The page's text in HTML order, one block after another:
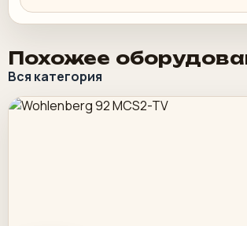
Похожее
Вся категория